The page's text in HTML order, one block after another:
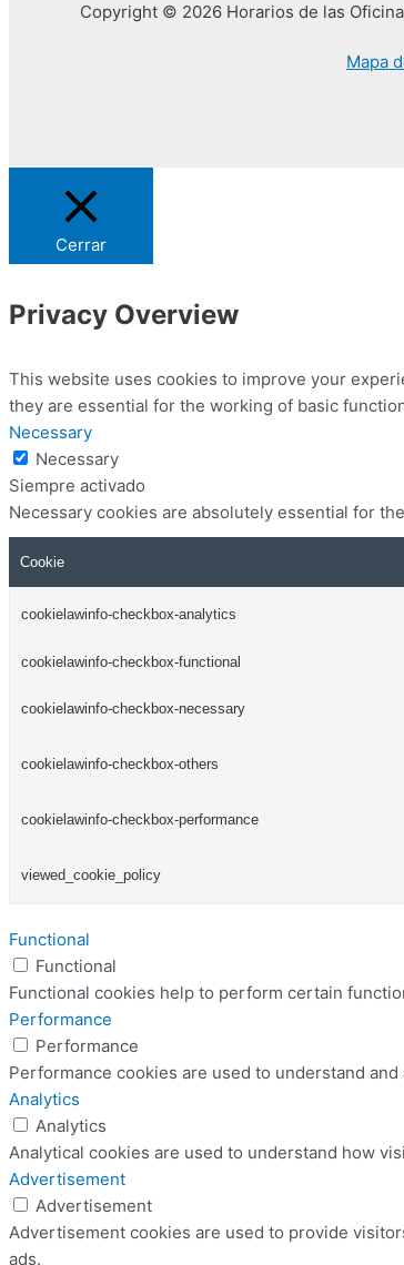
Copyright © 2026 Horarios de las
Mapa
Cerrar
Privacy Overview
This website uses cookies to improve your
they are essential for the working of basic
Necessary
Necessary
Siempre activado
Necessary cookies are absolutely essential for
Cookie
cookielawinfo-checkbox-analytics
cookielawinfo-checkbox-functional
cookielawinfo-checkbox-necessary
cookielawinfo-checkbox-others
cookielawinfo-checkbox-performance
viewed_cookie_policy
Functional
Functional
Functional cookies help to perform certain
Performance
Performance
Performance cookies are used to understand
Analytics
Analytics
Analytical cookies are used to understand how
Advertisement
Advertisement
Advertisement cookies are used to provide
ads.